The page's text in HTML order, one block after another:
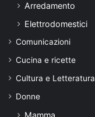
Arredamento
Elettrodomestici
Comunicazioni
Cucina e ricette
Cultura e Letteratura
Donne